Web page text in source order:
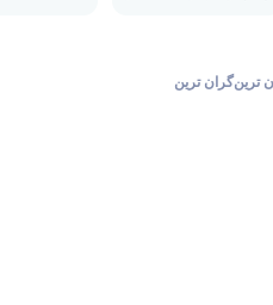
ترینگران ترین